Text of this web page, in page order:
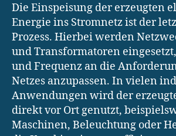
Die Einspeisung der erzeugten
Energie ins Stromnetz ist der
Prozess. Hierbei werden
und Transformatoren
und Frequenz an die
Netzes anzupassen. In vielen
Anwendungen wird der
direkt vor Ort genutzt,
Maschinen, Beleuchtung oder